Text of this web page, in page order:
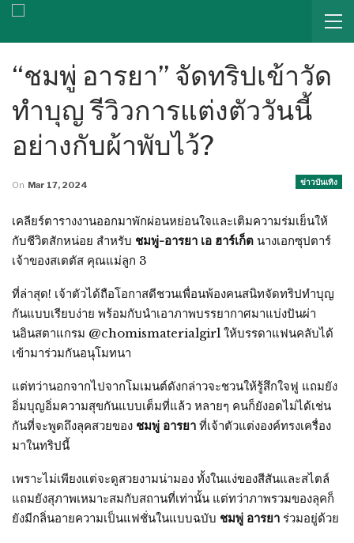
“ชมพู่ อารยา” จัดทริปเข้าวัด
ทำบุญ รีวิวการแต่งตัววันนี้
อย่างกับผ้าพับไว้?
ข่าวบันเทิง
On Mar 17, 2024
เคลียร์ตารางงานออกมาพักผ่อนหย่อนใจและเติมความร่มเย็นให้
กับชีวิตสักหน่อย สำหรับ ชมพู่-อารยา เอ ฮาร์เก็ต นางเอกซุปตาร์
เจ้าของสเตตัส คุณแม่ลูก 3
ที่ล่าสุด! เจ้าตัวได้ถือโอกาสดีชวนเพื่อนพ้องคนสนิทจัดทริปทำบุญ
กันแบบเรียบง่าย พร้อมกับนำเอาภาพบรรยากาศมาแบ่งปันผ่า
นอินสตาแกรม @chomismaterialgirl ให้บรรดาแฟนคลับได้
เข้ามาร่วมกันอนุโมทนา
แต่ทว่านอกจากไปจากโมเมนต์ดังกล่าวจะชวนให้รู้สึกใจฟู แถมยัง
อิ่มบุญอิ่มความสุขกันแบบเต็มที่แล้ว หลายๆ คนก็ยังอดไม่ได้เช่น
กันที่จะพูดถึงลุคสวยของ ชมพู่ อารยา ที่เจ้าตัวแต่งองค์ทรงเครื่อง
มาในทริปนี้
เพราะไม่เพียงแต่จะดูสวยงามน่ามอง ทั้งในแง่ของสีสันและสไตล์
แถมยังสุภาพเหมาะสมกับสถานที่เท่านั้น แต่ทว่าภาพรวมของลุคก็
ยังมีกลิ่นอายความเป็นแฟชั่นในแบบฉบับ ชมพู่ อารยา ร่วมอยู่ด้วย